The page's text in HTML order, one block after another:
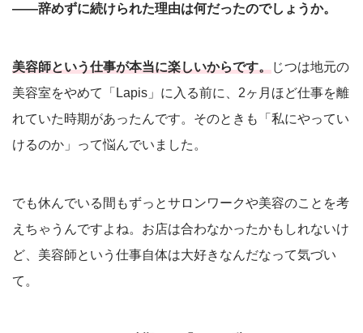
――辞めずに続けられた理由は何だったのでしょうか。
美容師という仕事が本当に楽しいからです。じつは地元の
美容室をやめて「Lapis」に入る前に、2ヶ月ほど仕事を離
れていた時期があったんです。そのときも「私にやってい
けるのか」って悩んでいました。
でも休んでいる間もずっとサロンワークや美容のことを考
えちゃうんですよね。お店は合わなかったかもしれないけ
ど、美容師という仕事自体は大好きなんだなって気づい
て。